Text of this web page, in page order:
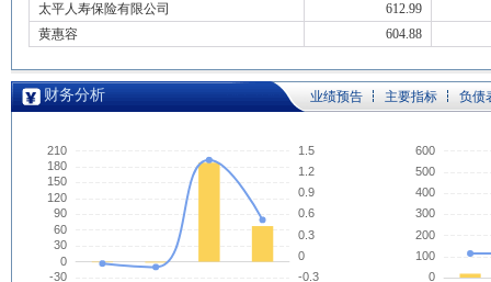
太平人寿保险有限公司
612.99
黄惠容
604.88
财务分析 业绩预告 主要指标 负债